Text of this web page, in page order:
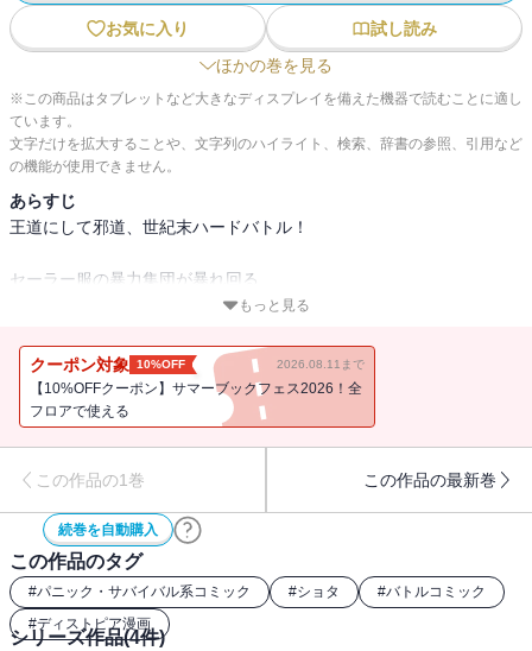
お気に入り
試し読み
ほかの巻を見る
※この商品はタブレットなど大きなディスプレイを備えた機器で読むことに適し
ています。
文字だけを拡大することや、文字列のハイライト、検索、辞書の参照、引用など
の機能が使用できません。
あらすじ
王道にして邪道、世紀末ハードバトル！
セーラー服の暴力集団が暴れ回る
続ける少年・ハイメと、彼に寄り添う
謎の女・ＢＢ。
血を流し、それでも進む。ただ純粋に。
緻密な世界設定と超絶筆致で描き出される、
世紀末ハードアクションバトル
コミック爆誕！
もっと見る
クーポン対象 10%OFF 2026.08.11まで
【10%OFFクーポン】サマーブックフェス2026！全
フロアで使える
この作品の1巻 この作品の最新巻
続巻を自動購入
この作品のタグ
#パニック・サバイバル系コミック #ショタ #バトルコミック
#ディストピア漫画
シリーズ作品(4件)